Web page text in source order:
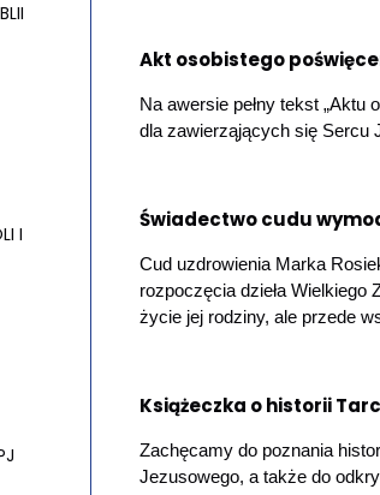
I
Akt osobistego
Na awersie pełny tekst
dla zawierząjących się Sercu
Świadectwo cudu
Cud uzdrowienia Marka
rozpoczęcia dzieła Wielkiego
życie jej rodziny, ale przede
Książeczka o historii
Zachęcamy do poznania
Jezusowego, a także do